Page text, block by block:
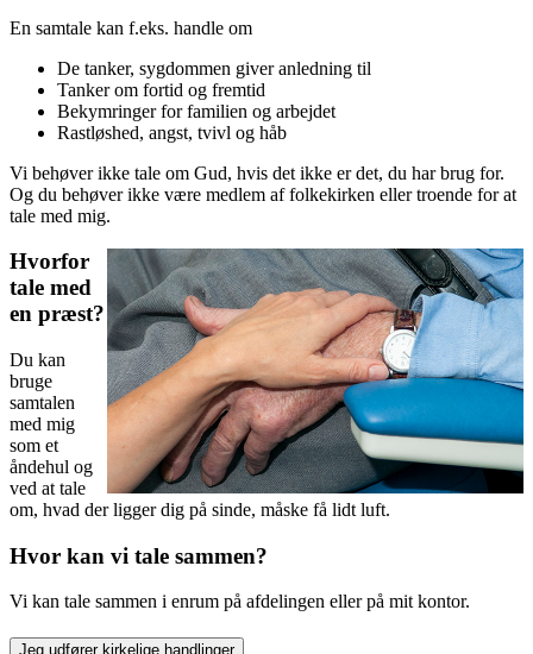
En samtale kan f.eks. handle om
De tanker, sygdommen giver anledning til
Tanker om fortid og fremtid
Bekymringer for familien og arbejdet
Rastløshed, angst, tvivl og håb
Vi behøver ikke tale om Gud, hvis det ikke er det, du har brug for.
Og du behøver ikke være medlem af folkekirken eller troende for at
tale med mig.
Hvorfor
tale med
en præst?
Du kan
bruge
samtalen
med mig
som et
åndehul og
ved at tale
om, hvad der ligger dig på sinde, måske få lidt luft.
Hvor kan vi tale sammen?
Vi kan tale sammen i enrum på afdelingen eller på mit kontor.
Jeg udfører kirkelige handlinger